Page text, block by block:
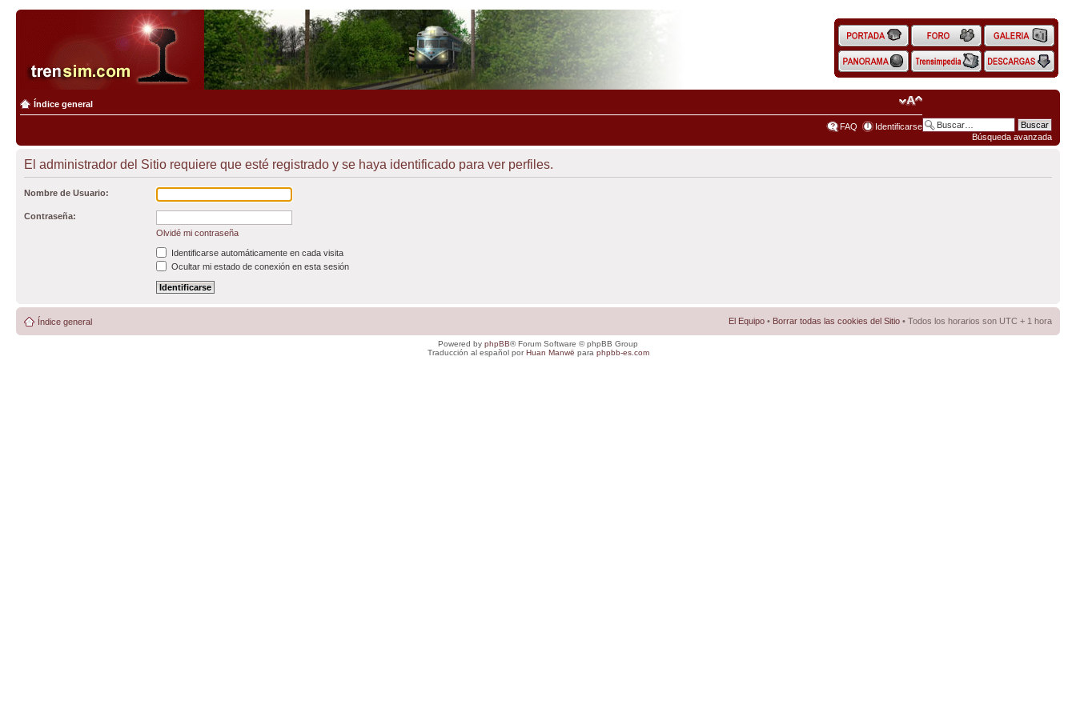
Búsqueda avanzada
Índice general
FAQ Identificarse
El administrador del Sitio requiere que esté registrado y se haya identificado para ver perfiles.
Nombre de Usuario:
Contraseña:
Olvidé mi contraseña
Identificarse automáticamente en cada visita
Ocultar mi estado de conexión en esta sesión
Índice general El Equipo • Borrar todas las cookies del Sitio • Todos los horarios son UTC + 1 hora
Powered by phpBB® Forum Software © phpBB Group
Traducción al español porHuan Manwë para phpbb-es.com